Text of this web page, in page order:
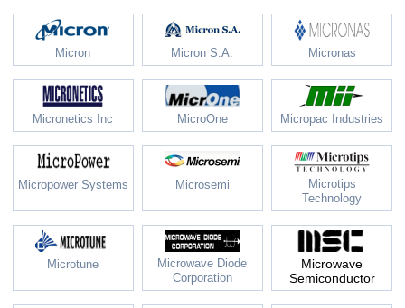
Micron Micron S.A. Micronas
Micronetics Inc MicroOne Micropac Industries
Micropower Systems Microsemi
Microtips
Technology
Microtune
Microwave Diode
Corporation
Microwave
Semiconductor